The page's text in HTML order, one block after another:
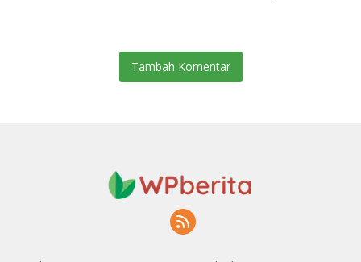
Tambah Komentar